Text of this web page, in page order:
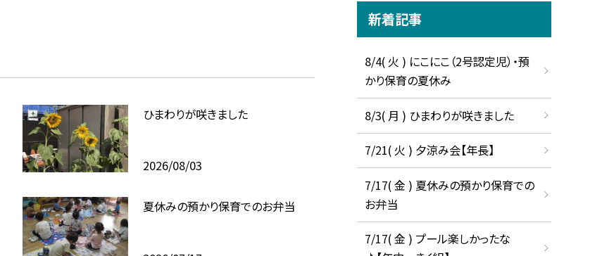
ひまわりが咲きました
2026/08/03
夏休みの預かり保育でのお弁当
新着記事
8/4( 火 ) にこにこ（2号認定児）・預
かり保育の夏休み
8/3( 月 ) ひまわりが咲きました
7/21( 火 ) 夕涼み会【年長】
7/17( 金 ) 夏休みの預かり保育での
お弁当
7/17( 金 ) プール楽しかったな